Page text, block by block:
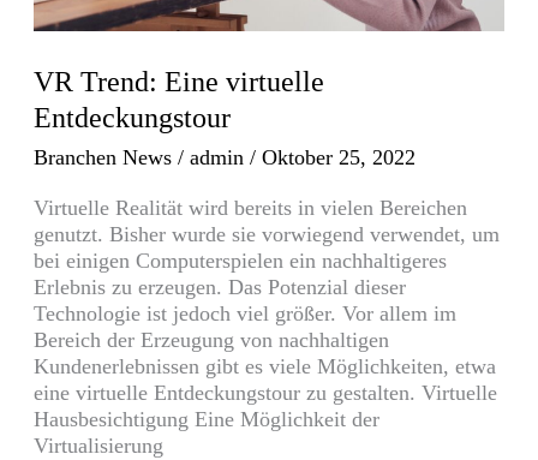
VR Trend: Eine virtuelle
Entdeckungstour
Branchen News /admin/Oktober 25, 2022
Virtuelle Realität wird bereits in vielen Bereichen
genutzt. Bisher wurde sie vorwiegend verwendet, um
bei einigen Computerspielen ein nachhaltigeres
Erlebnis zu erzeugen. Das Potenzial dieser
Technologie ist jedoch viel größer. Vor allem im
Bereich der Erzeugung von nachhaltigen
Kundenerlebnissen gibt es viele Möglichkeiten, etwa
eine virtuelle Entdeckungstour zu gestalten. Virtuelle
Hausbesichtigung Eine Möglichkeit der
Virtualisierung